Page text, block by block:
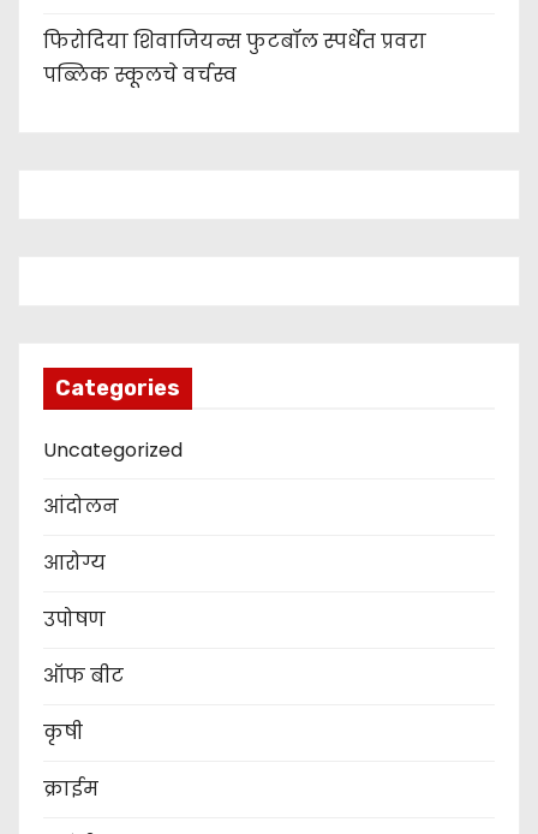
फिरोदिया शिवाजियन्स फुटबॉल स्पर्धेत प्रवरा
पब्लिक स्कूलचे वर्चस्व
Categories
Uncategorized
आंदोलन
आरोग्य
उपोषण
ऑफ बीट
कृषी
क्राईम